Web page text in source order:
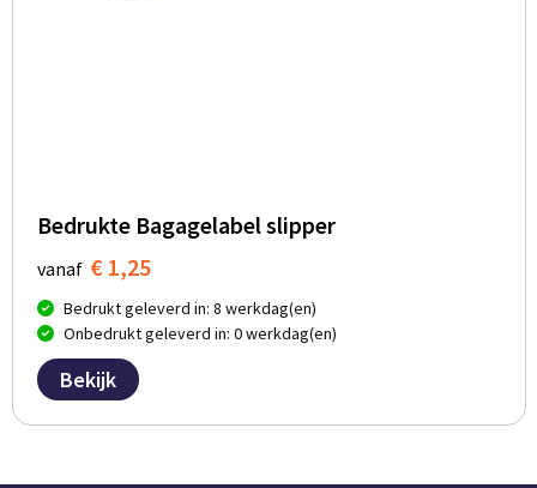
Bedrukte Bagagelabel slipper
vanaf € 1,25
Bedrukt geleverd in: 8 werkdag(en)
Onbedrukt geleverd in: 0 werkdag(en)
Bekijk